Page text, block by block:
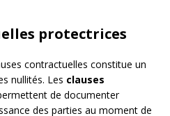
protectrices
contractuelles constitue un
nullités. Les clauses
de documenter
des parties au moment de